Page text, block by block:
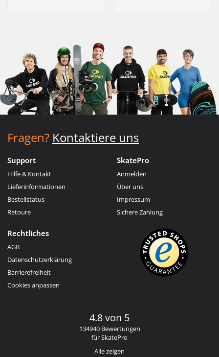
Fragen? Kontaktiere uns
Support
Hilfe & Kontakt
Lieferinformationen
Bestellstatus
Retoure
SkatePro
Anmelden
Über uns
Impressum
Sichere Zahlung
Rechtliches
AGB
Datenschutzerklärung
Barrierefreiheit
Cookies anpassen
4.8 von 5
134940 Bewertungen
für SkatePro
Alle zeigen